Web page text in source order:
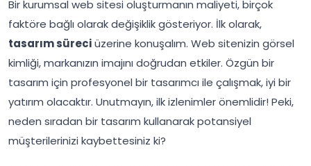
Bir kurumsal web sitesi oluşturmanın maliyeti, birçok
faktöre bağlı olarak değişiklik gösteriyor. İlk olarak,
tasarım süreciüzerine konuşalım. Web sitenizin görsel
kimliği, markanızın imajını doğrudan etkiler. Özgün bir
tasarım için profesyonel bir tasarımcı ile çalışmak, iyi bir
yatırım olacaktır. Unutmayın, ilk izlenimler önemlidir! Peki,
neden sıradan bir tasarım kullanarak potansiyel
müşterilerinizi kaybettesiniz ki?